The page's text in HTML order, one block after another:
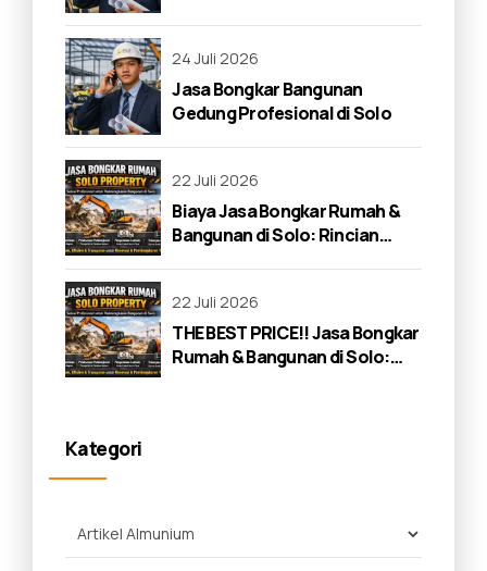
24 Juli 2026
Jasa Bongkar Bangunan
Gedung Profesional di Solo
22 Juli 2026
Biaya Jasa Bongkar Rumah &
Bangunan di Solo: Rincian
22 Juli 2026
THE BEST PRICE!! Jasa Bongkar
Rumah & Bangunan di Solo:
Kategori